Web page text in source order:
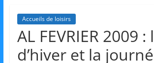
les
Accueils de loisirs
AL FEVRIER 2009 :
d’hiver et la